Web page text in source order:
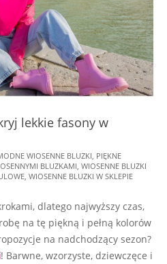
lekkie fasony w
WIOSENNE BLUZKI PIĘKNE
BLUZKAMI WIOSENNE BLUZKI
WIOSENNE BLUZKI W SKLEPIE
dlatego najwyższy czas,
na tę piękną i pełną kolorów
na nadchodzący sezon?
! Barwne, wzorzyste, dziewczęce i